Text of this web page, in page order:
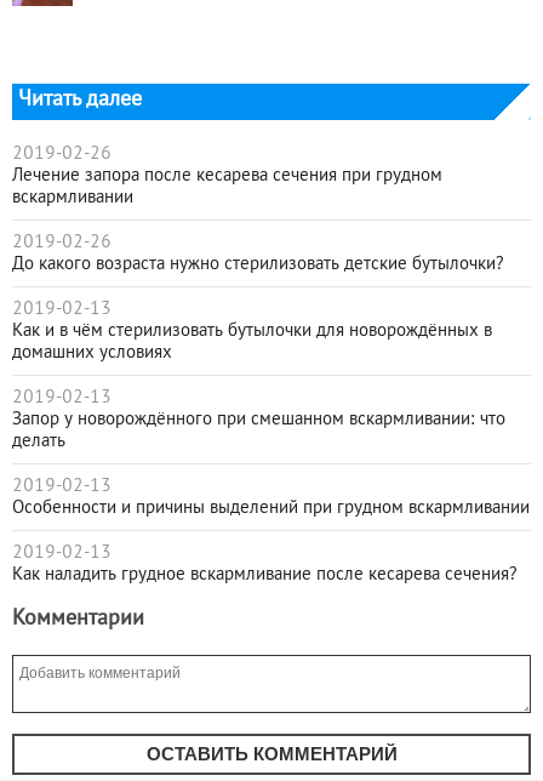
Читать далее
2019-02-26
Лечение запора после кесарева сечения при грудном
вскармливании
2019-02-26
До какого возраста нужно стерилизовать детские бутылочки?
2019-02-13
Как и в чём стерилизовать бутылочки для новорождённых в
домашних условиях
2019-02-13
Запор у новорождённого при смешанном вскармливании: что
делать
2019-02-13
Особенности и причины выделений при грудном вскармливании
2019-02-13
Как наладить грудное вскармливание после кесарева сечения?
Комментарии
ОСТАВИТЬ КОММЕНТАРИЙ